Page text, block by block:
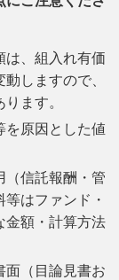
は、組入れ有価
しますので、
ます。
を原因とした値
（信託報酬・管
はファンド・
金額・計算方法
面（目論見書お